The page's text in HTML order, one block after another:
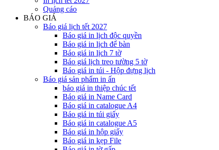
Quảng cáo
BÁO GIÁ
Báo giá lịch tết 2027
Báo giá in lịch độc quyền
Báo giá in lịch để bàn
Báo giá in lịch 7 tờ
Báo giá lịch treo tường 5 tờ
Báo giá in túi - Hộp đựng lịch
Báo giá sản phẩm in ấn
báo giá in thiệp chúc tết
Báo giá in Name Card
Báo giá in catalogue A4
Báo giá in túi giấy
Báo giá in catalogue A5
Báo giá in hộp giấy
Báo giá in kẹp File